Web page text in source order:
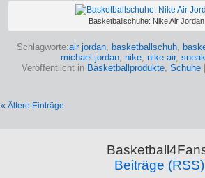
Basketballschuhe: Nike Air
Schlagworte:air jordan, basketballschuh,
michael jordan, nike, nike air,
Veröffentlicht in Basketballprodukte, Schuhe
« Ältere Einträge
Beiträge (RSS)